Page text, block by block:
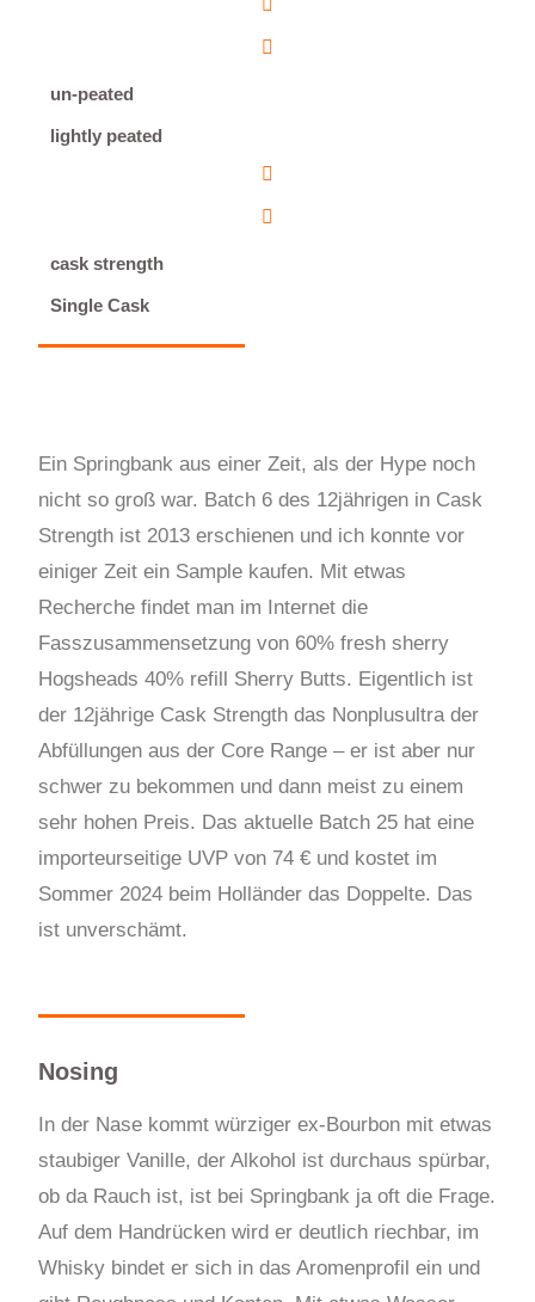
un-peated
lightly peated
cask strength
Single Cask
Ein Springbank aus einer Zeit, als der Hype noch
nicht so groß war. Batch 6 des 12jährigen in Cask
Strength ist 2013 erschienen und ich konnte vor
einiger Zeit ein Sample kaufen. Mit etwas
Recherche findet man im Internet die
Fasszusammensetzung von 60% fresh sherry
Hogsheads 40% refill Sherry Butts. Eigentlich ist
der 12jährige Cask Strength das Nonplusultra der
Abfüllungen aus der Core Range – er ist aber nur
schwer zu bekommen und dann meist zu einem
sehr hohen Preis. Das aktuelle Batch 25 hat eine
importeurseitige UVP von 74 € und kostet im
Sommer 2024 beim Holländer das Doppelte. Das
ist unverschämt.
Nosing
In der Nase kommt würziger ex-Bourbon mit etwas
staubiger Vanille, der Alkohol ist durchaus spürbar,
ob da Rauch ist, ist bei Springbank ja oft die Frage.
Auf dem Handrücken wird er deutlich riechbar, im
Whisky bindet er sich in das Aromenprofil ein und